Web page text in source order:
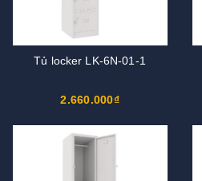
Tủ locker LK-6N-01-1
2.660.000₫